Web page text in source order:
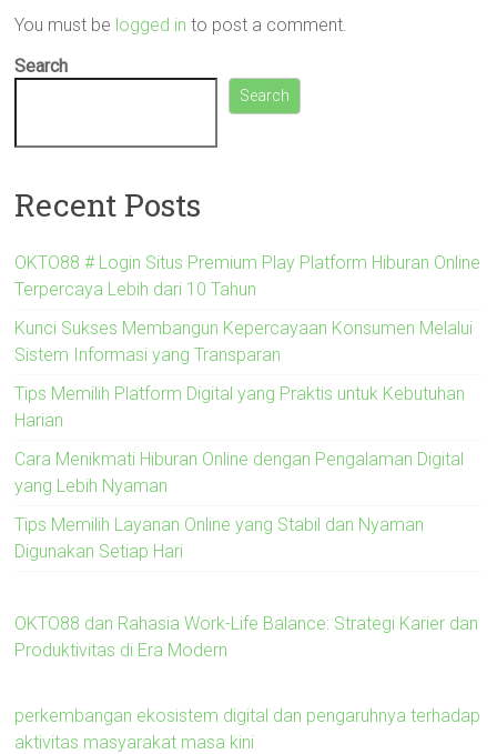
You must be logged in to post a comment.
Search
Search
Recent Posts
OKTO88 # Login Situs Premium Play Platform Hiburan Online
Terpercaya Lebih dari 10 Tahun
Kunci Sukses Membangun Kepercayaan Konsumen Melalui
Sistem Informasi yang Transparan
Tips Memilih Platform Digital yang Praktis untuk Kebutuhan
Harian
Cara Menikmati Hiburan Online dengan Pengalaman Digital
yang Lebih Nyaman
Tips Memilih Layanan Online yang Stabil dan Nyaman
Digunakan Setiap Hari
OKTO88 dan Rahasia Work-Life Balance: Strategi Karier dan
Produktivitas di Era Modern
perkembangan ekosistem digital dan pengaruhnya terhadap
aktivitas masyarakat masa kini